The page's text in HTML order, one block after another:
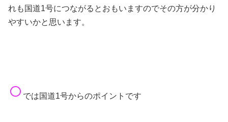
れも国道1号につながるとおもいますのでその方が分かり
やすいかと思います。
○ では国道1号からのポイントです